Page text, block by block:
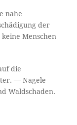
nahe
der
Menschen
die
— Nagele
Waldschaden.